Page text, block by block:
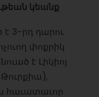
կեանք
է 3-րդ դարու
փոքրիկ
է Լիկիոյ
Թուրքիա),
հաւատաւոր